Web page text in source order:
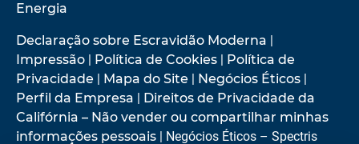
Energia
Declaração sobre Escravidão Moderna |
Impressão | Política de Cookies | Política de
Privacidade | Mapa do Site | Negócios Éticos |
Perfil da Empresa | Direitos de Privacidade da
Califórnia – Não vender ou compartilhar minhas
informações pessoais | Negócios Éticos – Spectris